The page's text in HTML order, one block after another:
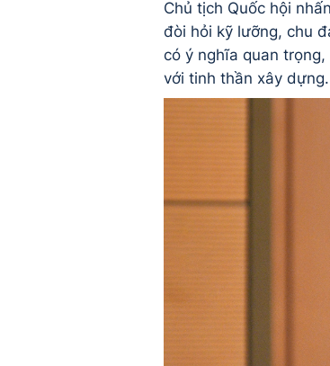
Chủ tịch Quốc hội
đòi hỏi kỹ lưỡng, chu
có ý nghĩa quan
với tinh thần xây dựng.